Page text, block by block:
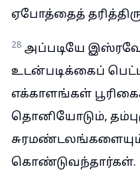
ஏபோத்தைத்
28 அப்படியே
உடன்படிக்கைப்
எக்காளங்கள்
தொனியோடும்,
கொண்டுவந்தார்கள்.